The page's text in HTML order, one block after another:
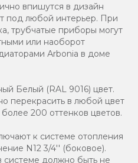
впишутся в дизайн
под любой интерьер. При
трубчатые приборы могут
или наоборот
Аrbonia в доме
Белый (RAL 9016) цвет.
перекрасить в любой цвет
200 оттенков цветов.
к системе отопления
N12 3/4'' (боковое).
системе должно быть не